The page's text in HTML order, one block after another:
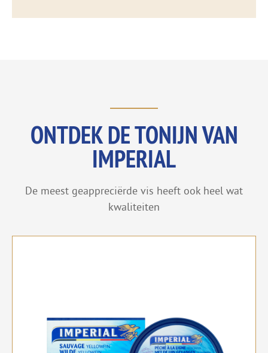
ONTDEK DE TONIJN VAN
IMPERIAL
De meest geappreciërde vis heeft ook heel wat
kwaliteiten